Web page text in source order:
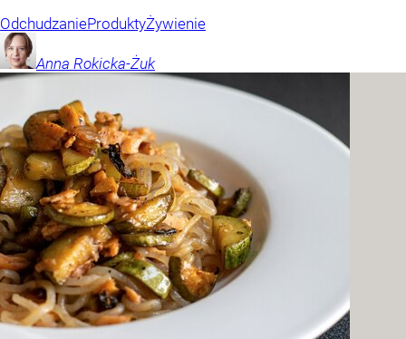
OdchudzanieProduktyŻywienie
Anna Rokicka-Żuk